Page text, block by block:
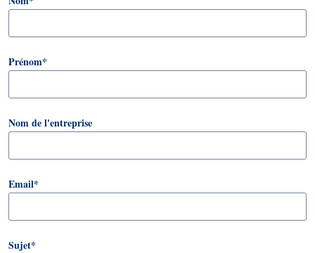
Prénom*
Nom de l'entreprise
Email*
Sujet*